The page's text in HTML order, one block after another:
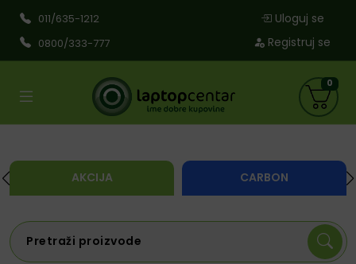
011/635-1212
0800/333-777
Uloguj se
Registruj se
AKCIJA CARBON
0